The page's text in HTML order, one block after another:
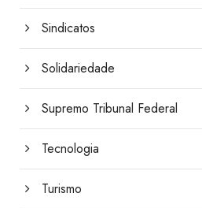
Sindicatos
Solidariedade
Supremo Tribunal Federal
Tecnologia
Turismo